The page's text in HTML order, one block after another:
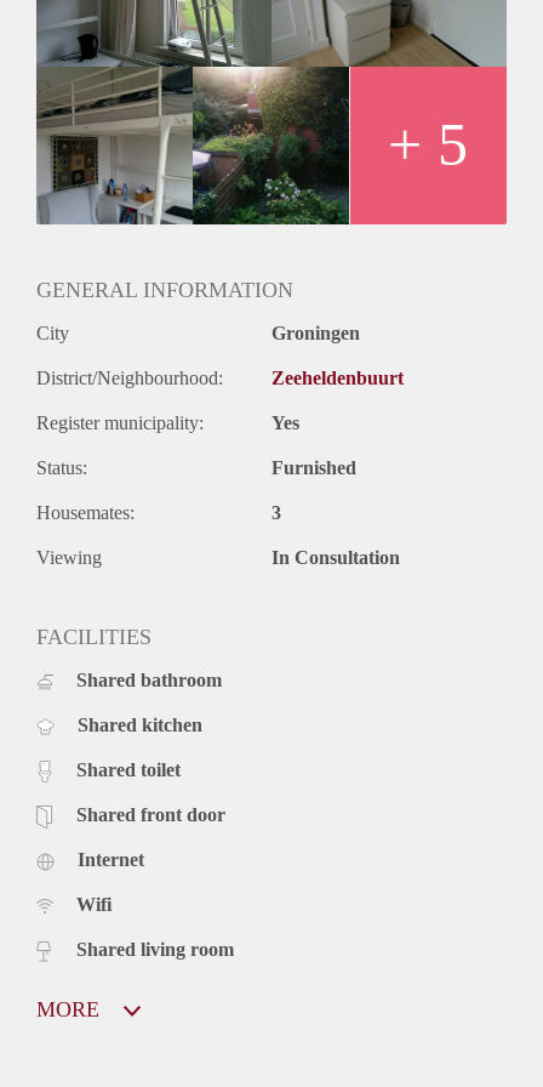
aan houden.
+ 5
GENERAL INFORMATION
City Groningen
District/Neighbourhood: Zeeheldenbuurt
Register municipality: Yes
Status: Furnished
Housemates: 3
Viewing In Consultation
FACILITIES
Shared bathroom
Shared kitchen
Shared toilet
Shared front door
Internet
Wifi
Shared living room
MORE